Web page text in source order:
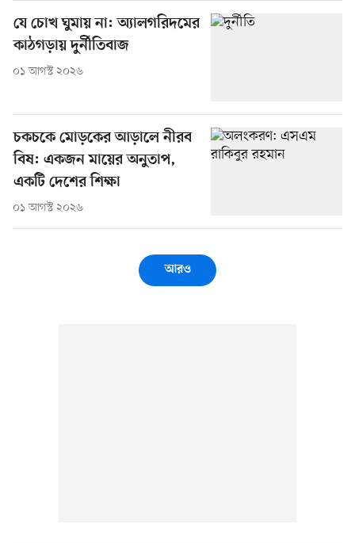
যে চোখ ঘুমায় না: অ্যালগরিদমের
কাঠগড়ায় দুর্নীতিবাজ
০১ আগস্ট ২০২৬
চকচকে মোড়কের আড়ালে নীরব
বিষ: একজন মায়ের অনুতাপ,
একটি দেশের শিক্ষা
০১ আগস্ট ২০২৬
আরও